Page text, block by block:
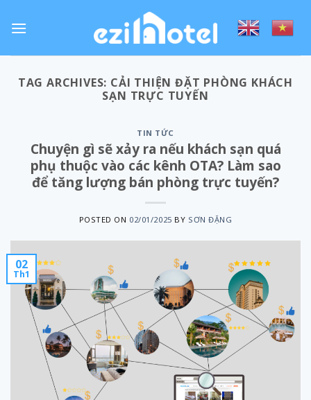
TAG ARCHIVES: CẢI THIỆN ĐẶT PHÒNG KHÁCH
SẠN TRỰC TUYẾN
TIN TỨC
Chuyện gì sẽ xảy ra nếu khách sạn quá
phụ thuộc vào các kênh OTA? Làm sao
để tăng lượng bán phòng trực tuyến?
POSTED ON 02/01/2025 BY SƠN ĐẶNG
02
Th1